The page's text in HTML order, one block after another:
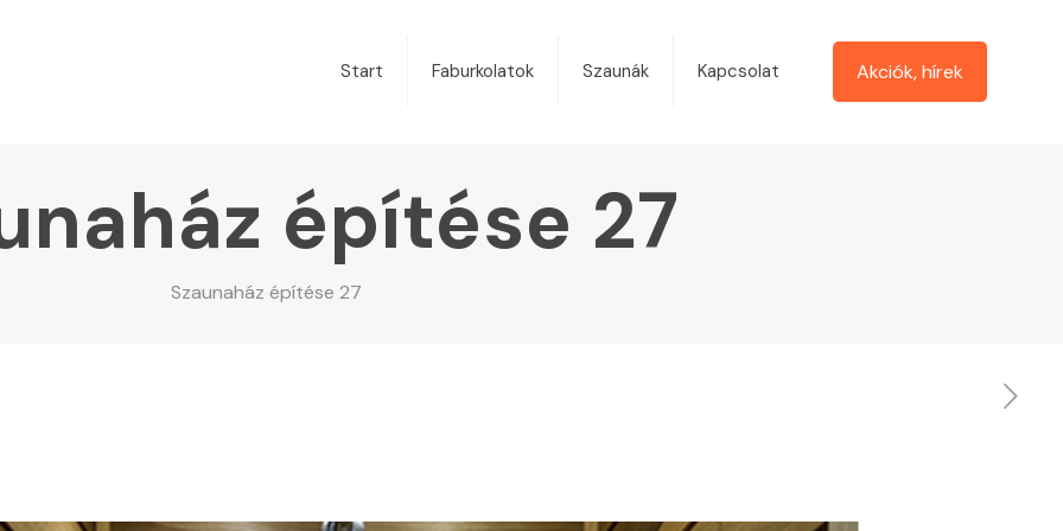
Start Faburkolatok Szaunák Kapcsolat Akciók, hírek
építése 27
Szaunaház építése 27